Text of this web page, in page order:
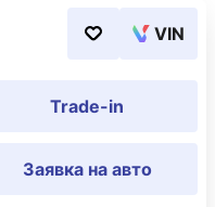
VIN
Trade-in
Заявка на авто